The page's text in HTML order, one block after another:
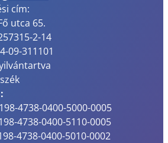
cím:
utca 65.
2-14
09-311101
4738-0400-5000-0005
4738-0400-5110-0005
4738-0400-5010-0002